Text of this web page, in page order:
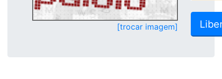
[trocar imagem]